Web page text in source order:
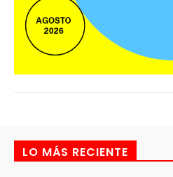
LO MÁS RECIENTE